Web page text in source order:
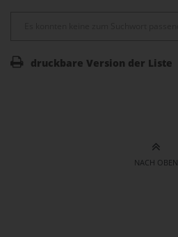
druckbare Version der Liste
NACH OBEN